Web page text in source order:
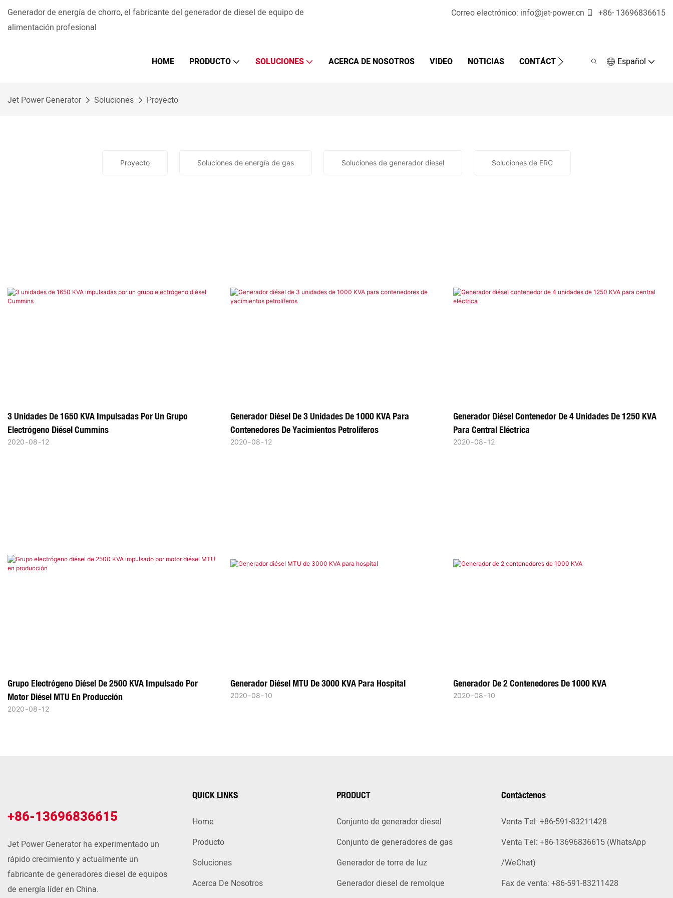
Generador de energía de chorro, el fabricante del generador de diesel de equipo de
alimentación profesional
Correo electrónico: info@jet-power.cn +86- 13696836615
HOME PRODUCTO SOLUCIONES ACERCA DE NOSOTROS VIDEO NOTICIAS CONTÁCTENOS Español
Jet Power Generator Soluciones Proyecto
Proyecto Soluciones de energía de gas Soluciones de generador diesel Soluciones de ERC
3 Unidades De 1650 KVA Impulsadas Por Un Grupo
Electrógeno Diésel Cummins
2020 08 12
Generador Diésel De 3 Unidades De 1000 KVA Para
Contenedores De Yacimientos Petrolíferos
2020 08 12
Generador Diésel Contenedor De 4 Unidades De 1250 KVA
Para Central Eléctrica
2020 08 12
Grupo Electrógeno Diésel De 2500 KVA Impulsado Por
Motor Diésel MTU En Producción
2020 08 12
Generador Diésel MTU De 3000 KVA Para Hospital
2020 08 10
Generador De 2 Contenedores De 1000 KVA
2020 08 10
+86-13696836615
Jet Power Generator ha experimentado un
rápido crecimiento y actualmente un
fabricante de generadores diesel de equipos
de energía líder en China.
QUICK LINKS
Home
Producto
Soluciones
Acerca De Nosotros
PRODUCT
Conjunto de generador diesel
Conjunto de generadores de gas
Generador de torre de luz
Generador diesel de remolque
Contáctenos
Venta Tel: +86-591-83211428
Venta Tel: +86-13696836615 (WhatsApp
/WeChat)
Fax de venta: +86-591-83211428